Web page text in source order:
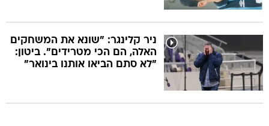
ניר קלינגר: "שונא את המשחקים
האלה, הם הכי מטרידים". ביטון:
"לא סתם הביאו אותנו בינואר"